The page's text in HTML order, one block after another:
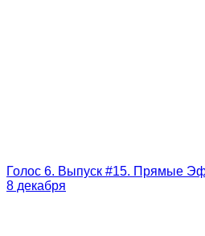
Голос 6. Выпуск #15. Прямые
8 декабря